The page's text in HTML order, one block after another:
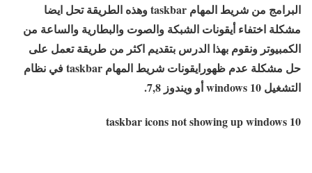
البرامج من شريط المهام taskbar وهذه الطريقة تحل ايضا
مشكلة اختفاء أيقونات الشبكة والصوت والبطارية والساعة من
الكمبيوتر ونقوم بهذا الدرس بتقديم اكثر من طريقة تعمل على
حل مشكلة عدم ظهورايقونات شريط المهام taskbar في نظام
التشغيل windows 10 أو ويندوز 7,8.
taskbar icons not showing up windows 10